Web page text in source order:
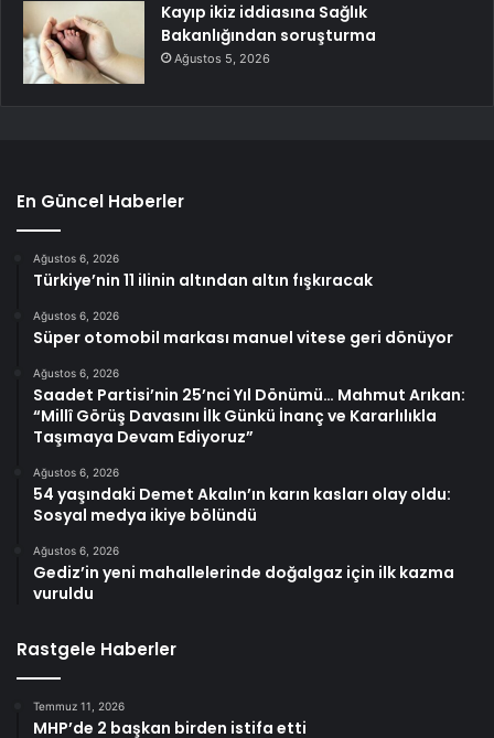
Kayıp ikiz iddiasına Sağlık
Bakanlığından soruşturma
Ağustos 5, 2026
En Güncel Haberler
Ağustos 6, 2026
Türkiye’nin 11 ilinin altından altın fışkıracak
Ağustos 6, 2026
Süper otomobil markası manuel vitese geri dönüyor
Ağustos 6, 2026
Saadet Partisi’nin 25’nci Yıl Dönümü… Mahmut Arıkan:
“Millî Görüş Davasını İlk Günkü İnanç ve Kararlılıkla
Taşımaya Devam Ediyoruz”
Ağustos 6, 2026
54 yaşındaki Demet Akalın’ın karın kasları olay oldu:
Sosyal medya ikiye bölündü
Ağustos 6, 2026
Gediz’in yeni mahallelerinde doğalgaz için ilk kazma
vuruldu
Rastgele Haberler
Temmuz 11, 2026
MHP’de 2 başkan birden istifa etti